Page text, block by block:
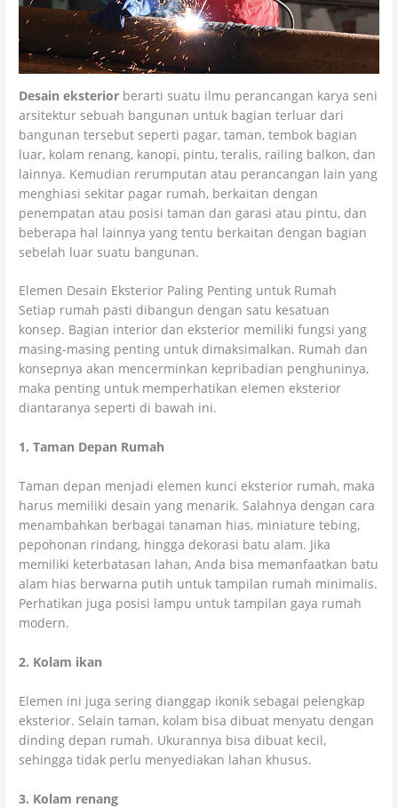
Desain eksterior berarti suatu ilmu perancangan karya seni
arsitektur sebuah bangunan untuk bagian terluar dari
bangunan tersebut seperti pagar, taman, tembok bagian
luar, kolam renang, kanopi, pintu, teralis, railing balkon, dan
lainnya. Kemudian rerumputan atau perancangan lain yang
menghiasi sekitar pagar rumah, berkaitan dengan
penempatan atau posisi taman dan garasi atau pintu, dan
beberapa hal lainnya yang tentu berkaitan dengan bagian
sebelah luar suatu bangunan.
Elemen Desain Eksterior Paling Penting untuk Rumah
Setiap rumah pasti dibangun dengan satu kesatuan
konsep. Bagian interior dan eksterior memiliki fungsi yang
masing-masing penting untuk dimaksimalkan. Rumah dan
konsepnya akan mencerminkan kepribadian penghuninya,
maka penting untuk memperhatikan elemen eksterior
diantaranya seperti di bawah ini.
1. Taman Depan Rumah
Taman depan menjadi elemen kunci eksterior rumah, maka
harus memiliki desain yang menarik. Salahnya dengan cara
menambahkan berbagai tanaman hias, miniature tebing,
pepohonan rindang, hingga dekorasi batu alam. Jika
memiliki keterbatasan lahan, Anda bisa memanfaatkan batu
alam hias berwarna putih untuk tampilan rumah minimalis.
Perhatikan juga posisi lampu untuk tampilan gaya rumah
modern.
2. Kolam ikan
Elemen ini juga sering dianggap ikonik sebagai pelengkap
eksterior. Selain taman, kolam bisa dibuat menyatu dengan
dinding depan rumah. Ukurannya bisa dibuat kecil,
sehingga tidak perlu menyediakan lahan khusus.
3. Kolam renang